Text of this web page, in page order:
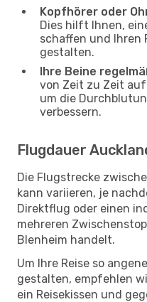
Kopfhörer oder
Dies hilft Ihnen,
schaffen und Ihren
gestalten.
Ihre Beine
von Zeit zu Zeit
um die
verbessern.
Flugdauer
Die Flugstrecke
kann variieren, je
Direktflug oder einen
mehreren
Blenheim handelt.
Um Ihre Reise so
gestalten, empfehlen
ein Reisekissen und